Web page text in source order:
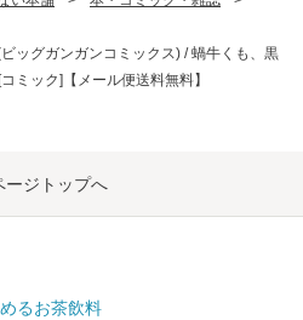
ッグガンガンコミックス) / 蝸牛くも、黒
ミック]【メール便送料無料】
ージトップへ
るお茶飲料